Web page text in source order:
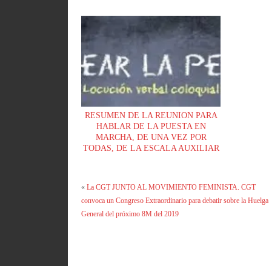
RESUMEN DE LA REUNION PARA
HABLAR DE LA PUESTA EN
MARCHA, DE UNA VEZ POR
TODAS, DE LA ESCALA AUXILIAR
«La CGT JUNTO AL MOVIMIENTO FEMINISTA. CGT
convoca un Congreso Extraordinario para debatir sobre la Huelga
General del próximo 8M del 2019